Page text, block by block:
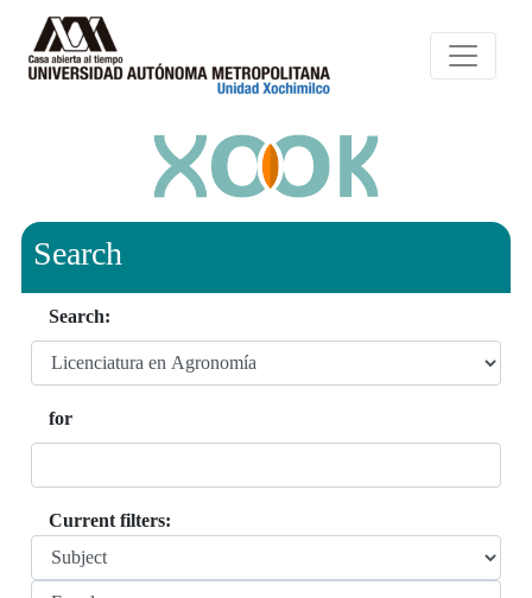
Search
Search:
for
Current filters: